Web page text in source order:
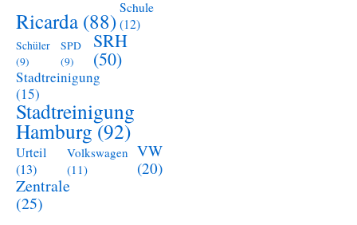
Ricarda (88) Schule
(12)
Schüler
(9)
SPD
(9)
SRH
(50)
Stadtreinigung
(15)
Stadtreinigung
Hamburg(92)
Urteil
(13)
Volkswagen
(11)
VW
(20)
Zentrale
(25)